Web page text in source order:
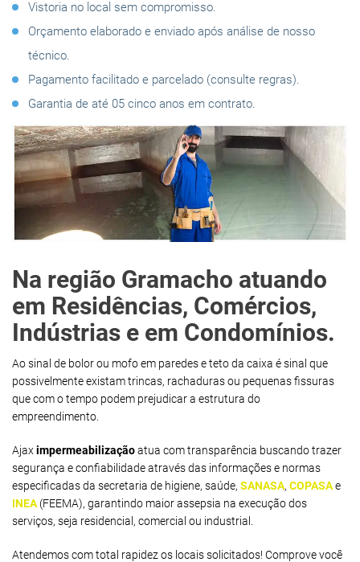
Vistoria no local sem compromisso.
Orçamento elaborado e enviado após análise de nosso
técnico.
Pagamento facilitado e parcelado (consulte regras).
Garantia de até 05 cinco anos em contrato.
Na região Gramacho atuando
em Residências, Comércios,
Indústrias e em Condomínios.
Ao sinal de bolor ou mofo em paredes e teto da caixa é sinal que
possivelmente existam trincas, rachaduras ou pequenas fissuras
que com o tempo podem prejudicar a estrutura do
empreendimento.
Ajaximpermeabilizaçãoatua com transparência buscando trazer
segurança e confiabilidade através das informações e normas
especificadas da secretaria de higiene, saúde, SANASA, COPASAe
INEA (FEEMA), garantindo maior assepsia na execução dos
serviços, seja residencial, comercial ou industrial.
Atendemos com total rapidez os locais solicitados! Comprove você